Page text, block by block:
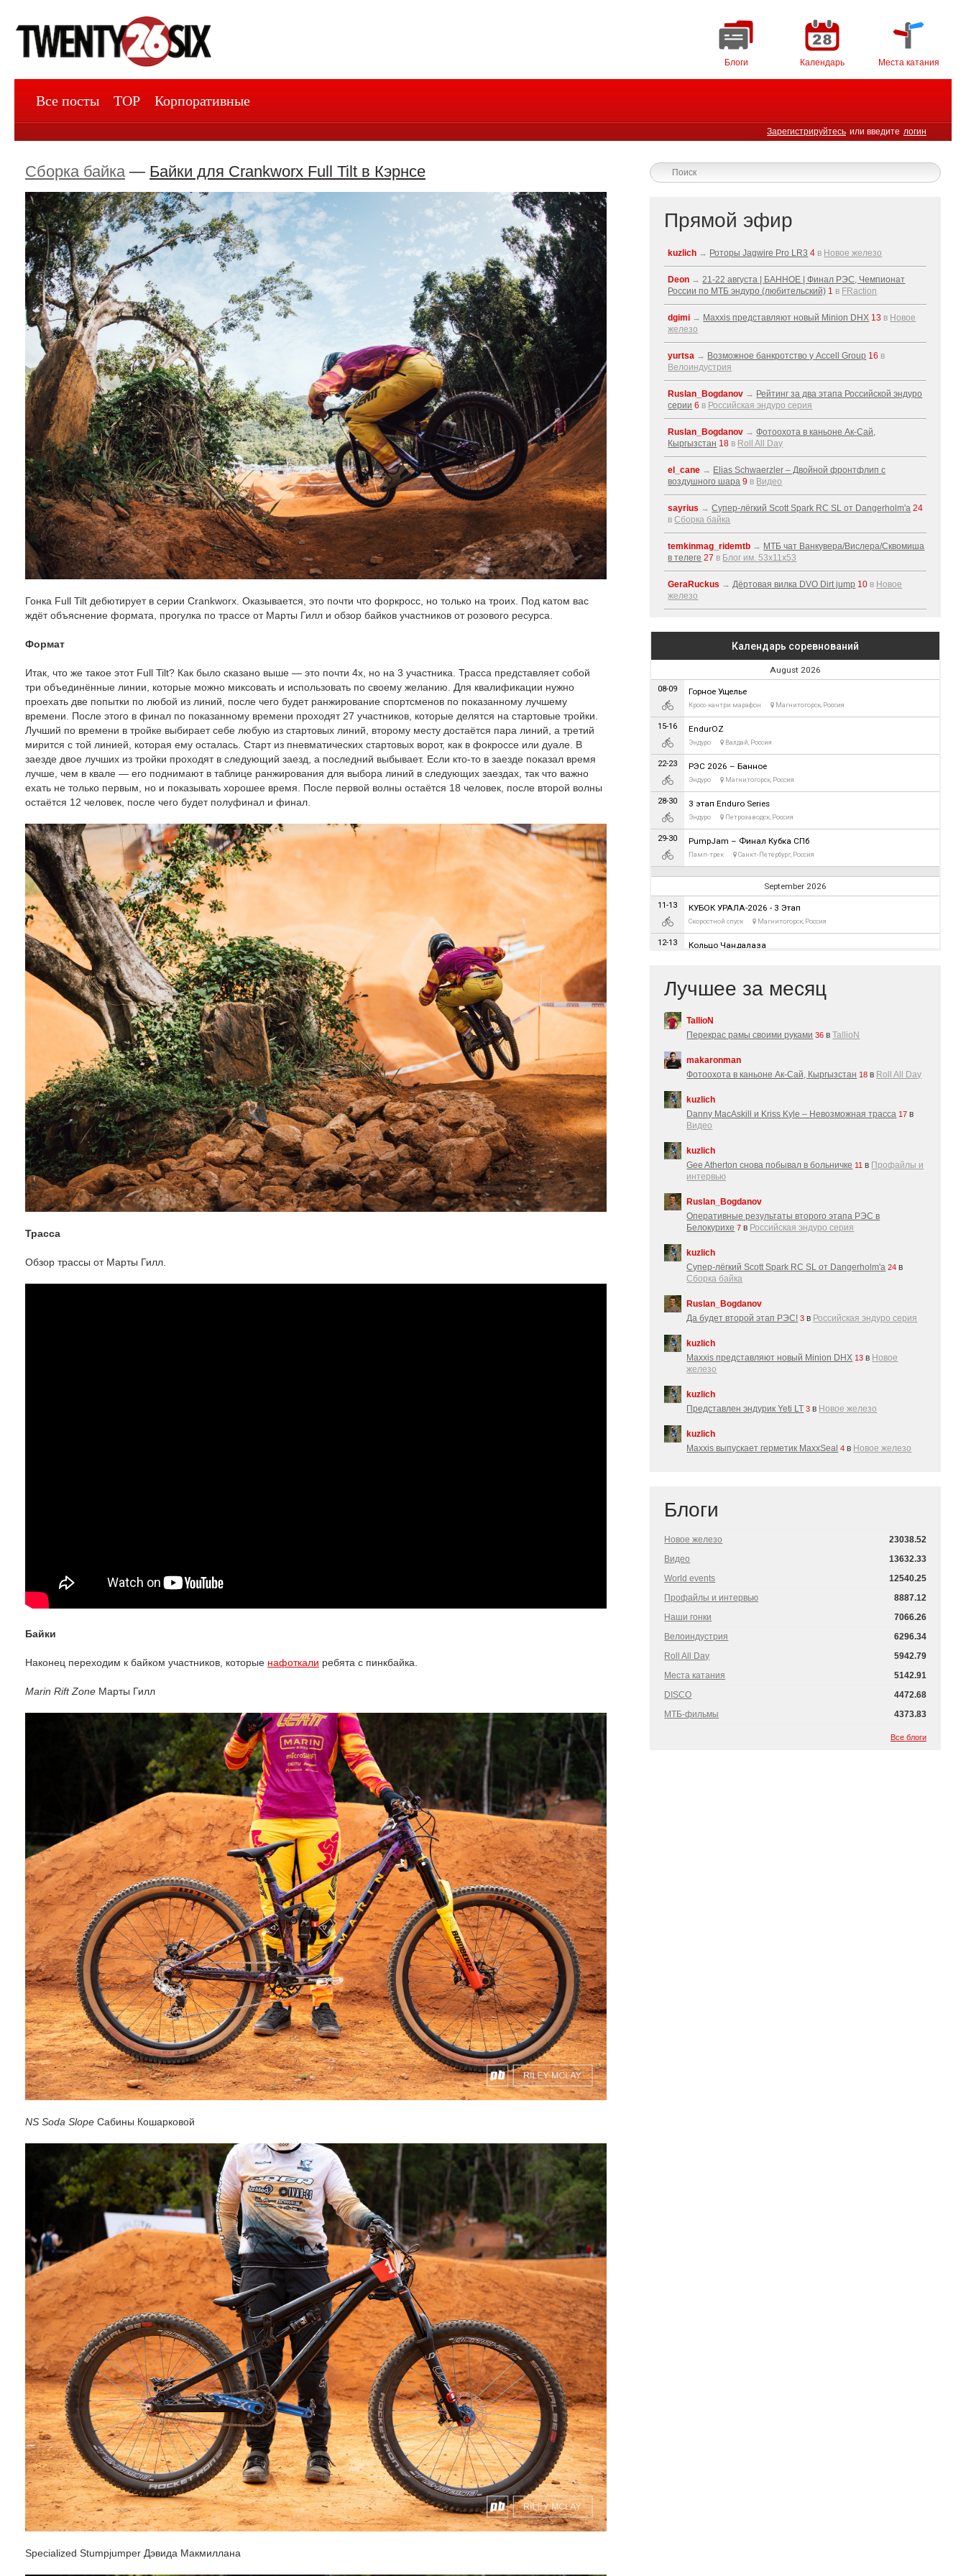
Блоги Календарь Места катания
Зарегистрируйтесь или введите логин
Все посты TOP Корпоративные
Сборка байка— Байки для Crankworx Full Tilt в Кэрнсе
Гонка Full Tilt дебютирует в серии Crankworx. Оказывается, это почти что форкросс, но только на троих. Под катом вас
ждёт объяснение формата, прогулка по трассе от Марты Гилл и обзор байков участников от розового ресурса.
Формат
Итак, что же такое этот Full Tilt? Как было сказано выше — это почти 4х, но на 3 участника. Трасса представляет собой
три объединённые линии, которые можно миксовать и использовать по своему желанию. Для квалификации нужно
проехать две попытки по любой из линий, после чего будет ранжирование спортсменов по показанному лучшему
времени. После этого в финал по показанному времени проходят 27 участников, которые делятся на стартовые тройки.
Лучший по времени в тройке выбирает себе любую из стартовых линий, второму месту достаётся пара линий, а третий
мирится с той линией, которая ему осталась. Старт из пневматических стартовых ворот, как в фокроссе или дуале. В
заезде двое лучших из тройки проходят в следующий заезд, а последний выбывает. Если кто-то в заезде показал время
лучше, чем в квале — его поднимают в таблице ранжирования для выбора линий в следующих заездах, так что важно
ехать не только первым, но и показывать хорошее время. После первой волны остаётся 18 человек, после второй волны
остаётся 12 человек, после чего будет полуфинал и финал.
Трасса
Обзор трассы от Марты Гилл.
Байки
Наконец переходим к байком участников, которые нафоткали ребята с пинкбайка.
Marin Rift Zone Марты Гилл
NS Soda Slope Сабины Кошарковой
Specialized Stumpjumper Дэвида Макмиллана
Прямой эфир
kuzlich → Роторы Jagwire Pro LR3 4 в Новое железо
Deon →21-22 августа | БАННОЕ | Финал РЭС, Чемпионат
России по МТБ эндуро (любительский) 1 в FRaction
dgimi → Maxxis представляют новый Minion DHX 13 в Новое
железо
yurtsa → Возможное банкротство у Accell Group 16 в
Велоиндустрия
Ruslan_Bogdanov → Рейтинг за два этапа Российской эндуро
серии 6 в Российская эндуро серия
Ruslan_Bogdanov →Фотоохота в каньоне Ак-Cай,
Кыргызстан 18 в Roll All Day
el_cane → Elias Schwaerzler – Двойной фронтфлип с
воздушного шара 9 в Видео
sayrius →Супер-лёгкий Scott Spark RC SL от Dangerholm'a 24
вСборка байка
temkinmag_ridemtb → МТБ чат Ванкувера/Вислера/Сквомиша
в телеге 27 в Блог им. 53x11x53
GeraRuckus →Дёртовая вилка DVO Dirt jump 10 в Новое
железо
Лучшее за месяц
TallioN
Перекрас рамы своими руками 36 вTallioN
makaronman
Фотоохота в каньоне Ак-Cай, Кыргызстан 18 в Roll All Day
kuzlich
Danny MacAskill и Kriss Kyle – Невозможная трасса 17 в
Видео
kuzlich
Gee Atherton снова побывал в больничке 11 в Профайлы и
интервью
Ruslan_Bogdanov
Оперативные результаты второго этапа РЭС в
Белокурихе 7 в Российская эндуро серия
kuzlich
Супер-лёгкий Scott Spark RC SL от Dangerholm'a 24 в
Сборка байка
Ruslan_Bogdanov
Да будет второй этап РЭС! 3 в Российская эндуро серия
kuzlich
Maxxis представляют новый Minion DHX 13 в Новое
железо
kuzlich
Представлен эндурик Yeti LT 3 в Новое железо
kuzlich
Maxxis выпускает герметик MaxxSeal 4 в Новое железо
Блоги
Новое железо
23038.52
Видео
13632.33
World events
12540.25
Профайлы и интервью
8887.12
Наши гонки
7066.26
Велоиндустрия
6296.34
Roll All Day
5942.79
Места катания
5142.91
DISCO
4472.68
МТБ-фильмы
4373.83
Все блоги